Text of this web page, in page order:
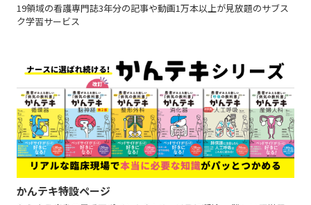
19領域の看護専門誌3年分の記事や動画1万本以上が見放題のサブス
ク学習サービス
かんテキ特設ページ